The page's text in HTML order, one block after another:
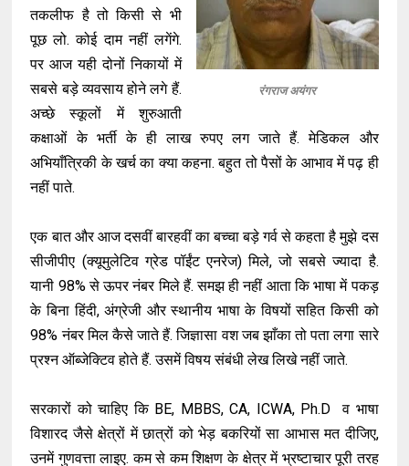
रंगराज अयंगर
तकलीफ है तो किसी से भी
पूछ लो. कोई दाम नहीं लगेंगे.
पर आज यही दोनों निकायों में
सबसे बड़े व्यवसाय होने लगे हैं.
अच्छे स्कूलों में शुरुआती
कक्षाओं के भर्ती के ही लाख रुपए लग जाते हैं. मेडिकल और
अभियाँत्रिकी के खर्च का क्या कहना. बहुत तो पैसों के आभाव में पढ़ ही
नहीं पाते.
एक बात और आज दसवीं बारहवीं का बच्चा बड़े गर्व से कहता है मुझे दस
सीजीपीए (क्यूमुलेटिव ग्रेड पॉईंट एनरेज) मिले, जो सबसे ज्यादा है.
यानी 98% से ऊपर नंबर मिले हैं. समझ ही नहीं आता कि भाषा में पकड़
के बिना हिंदी, अंग्रेजी और स्थानीय भाषा के विषयों सहित किसी को
98% नंबर मिल कैसे जाते हैं. जिज्ञासा वश जब झाँका तो पता लगा सारे
प्रश्न ऑब्जेक्टिव होते हैं. उसमें विषय संबंधी लेख लिखे नहीं जाते.
सरकारों को चाहिए कि BE, MBBS, CA, ICWA, Ph.D व भाषा
विशारद जैसे क्षेत्रों में छात्रों को भेड़ बकरियों सा आभास मत दीजिए,
उनमें गुणवत्ता लाइए. कम से कम शिक्षण के क्षेत्र में भ्रष्टाचार पूरी तरह